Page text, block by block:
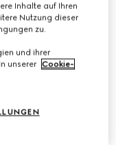
Inhalte auf Ihren
Nutzung dieser
zu.
und ihrer
unserer Cookie-